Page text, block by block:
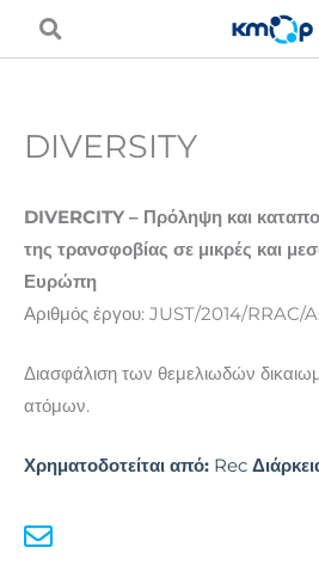
Μετάβαση
DIVERSITY
DIVERCITY – Πρόληψη και
της τρανσφοβίας σε μικρές και
Ευρώπη
Αριθμός έργου: JUST/2014/RRAC/
Διασφάλιση των θεμελιωδών
ατόμων.
Χρηματοδοτείται από: Rec